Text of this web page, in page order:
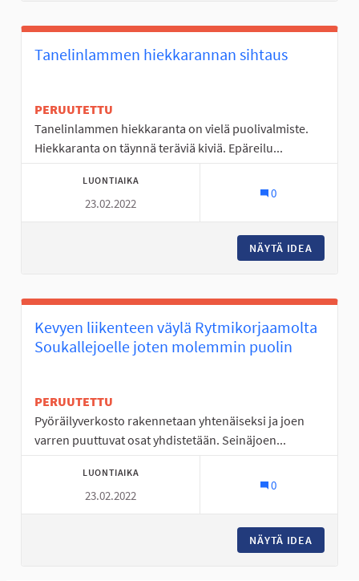
Tanelinlammen hiekkarannan sihtaus
PERUUTETTU
Tanelinlammen hiekkaranta on vielä puolivalmiste.
Hiekkaranta on täynnä teräviä kiviä. Epäreilu...
LUONTIAIKA
23.02.2022
0
NÄYTÄ IDEA
Kevyen liikenteen väylä Rytmikorjaamolta
Soukallejoelle joten molemmin puolin
PERUUTETTU
Pyöräilyverkosto rakennetaan yhtenäiseksi ja joen
varren puuttuvat osat yhdistetään. Seinäjoen...
LUONTIAIKA
23.02.2022
0
NÄYTÄ IDEA